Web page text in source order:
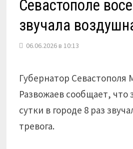
Севастополе
звучала
06.06.2026 в 10:13
Губернатор Севастополя
Развожаев сообщает, что
сутки в городе 8 раз
тревога.